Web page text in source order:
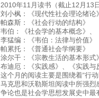
2010年11月读书（截止12月13
刘小枫：《现代性社会理论绪论
帕森斯：《社会行动的结构》
韦伯：《社会学的基本概念》
李猛编：《韦伯：法律与价值》
帕累托：《普通社会学纲要》
涂尔干：《宗教生活的基本形式
布迪厄：《实践感》、《实践
这个月的阅读主要是围绕着“行
马克思和沃勒斯坦阅读中所强烈
争论也是社会学思想发展史中最